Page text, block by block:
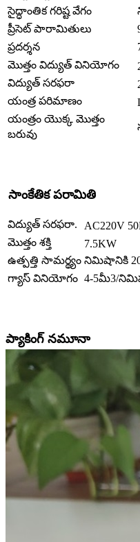
సైద్ధాంతిక గరిష్ట వేగం
ప్రీసెట్ పారామితులు
ప్రదర్శన
మొత్తం విద్యుత్ వినియోగం
విద్యుత్ సరఫరా
యంత్ర పరిమాణం
యంత్రం యొక్క మొత్తం
బరువు
సాంకేతిక పరామితి
విద్యుత్ సరఫరా.
AC220V
మొత్తం శక్తి
7.5KW
ఉత్పత్తి సామర్థ్యం నిమిషానికి 20-
గ్యాస్ వినియోగం 4-5మీ3/
ప్యాకింగ్ నమూనా